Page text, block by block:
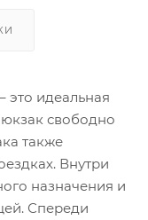
это идеальная
свободно
также
Внутри
назначения и
Спереди